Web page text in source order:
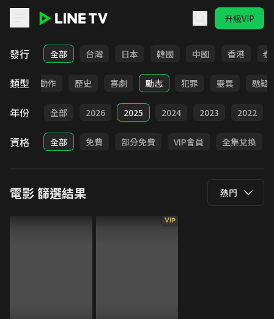
升級VIP
LINE TV - 電影
發行 全部 台灣 日本 韓國 中國 香港 泰
類型
驚悚 動作 歷史 喜劇 勵志 犯罪 靈異 懸疑
年份 全部 2026 2025 2024 2023 2022
資格 全部 免費 部分免費 VIP會員 全集兌換
電影篩選結果 熱門
VIP